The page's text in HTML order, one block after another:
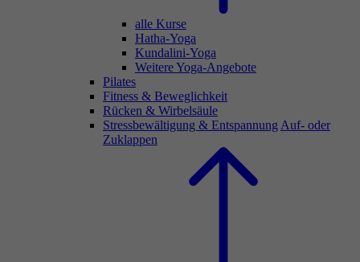
alle Kurse
Hatha-Yoga
Kundalini-Yoga
Weitere Yoga-Angebote
Pilates
Fitness & Beweglichkeit
Rücken & Wirbelsäule
Stressbewältigung & Entspannung Auf- oder
Zuklappen